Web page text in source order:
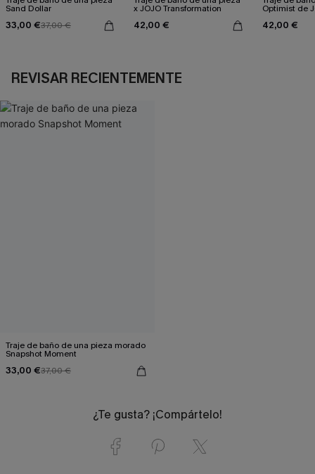
Sand Dollar
33,00 €37,00 €
x JOJO Transformation
42,00 €
Optimist de
42,00 €
REVISAR RECIENTEMENTE
Traje de baño de una pieza morado
Snapshot Moment
33,00 €37,00 €
¿Te gusta? ¡Compártelo!